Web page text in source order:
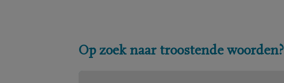
Op zoek naar troostende woorden?